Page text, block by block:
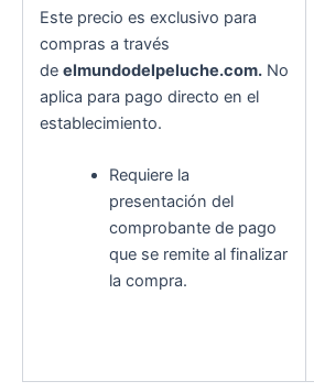
Este precio es exclusivo para
compras a través
de elmundodelpeluche.com.No
aplica para pago directo en el
establecimiento.
Requiere la
presentación del
comprobante de pago
que se remite al finalizar
la compra.